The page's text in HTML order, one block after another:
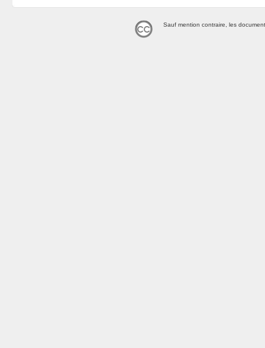
Sauf mention contraire, les